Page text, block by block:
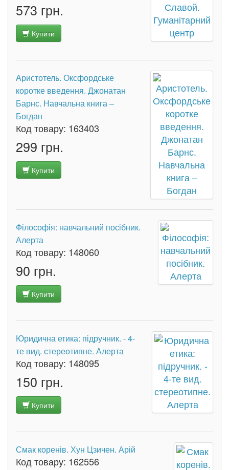
573 грн.
Купити
Аристотель. Оксфордське
коротке введення. Джонатан
Барнс. Навчальна книга –
Богдан
Код товару: 163403
299 грн.
Купити
Філософія: навчальний посібник.
Алерта
Код товару: 148060
90 грн.
Купити
Юридична етика: підручник. - 4-
те вид. стереотипне. Алерта
Код товару: 148095
150 грн.
Купити
Смак коренів. Хун Цзичен. Арій
Код товару: 162556